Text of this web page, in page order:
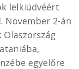
lelkiüdvéért
November 2-án
egyelőre